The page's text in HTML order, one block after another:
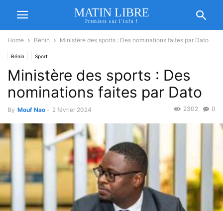
MATIN LIBRE
Premiers sur l'info !
Home Bénin Ministère des sports : Des nominations faites par Dato
Bénin Sport
Ministère des sports : Des
nominations faites par Dato
By Mouf Nao - 2 février 2024 0
2302